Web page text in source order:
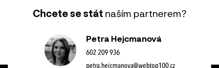
Chcete se stát naším partnerem?
Petra Hejcmanová
602 209 936
petra.hejcmanova@webtop100.cz